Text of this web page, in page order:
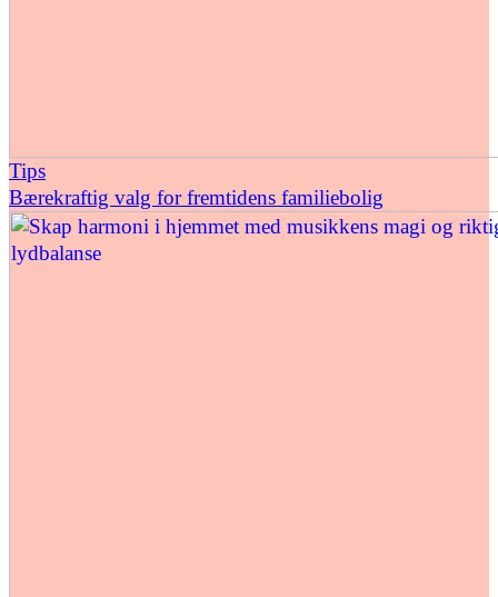
Tips
Bærekraftig valg for fremtidens familiebolig